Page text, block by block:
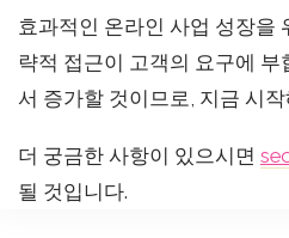
효과적인 온라인 사업 성장을
략적 접근이 고객의 요구에
서 증가할 것이므로, 지금 시
더 궁금한 사항이 있으시면
될 것입니다.